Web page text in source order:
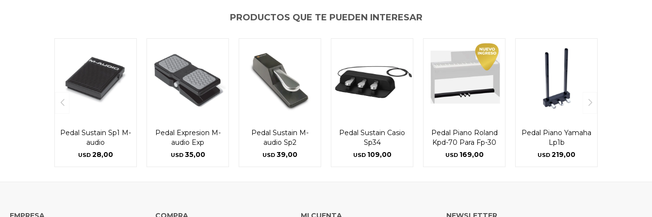
PRODUCTOS QUE TE PUEDEN INTERESAR
Pedal Sustain Sp1 M-
audio
USD 28,00
Pedal Expresion M-
audio Exp
USD 35,00
Pedal Sustain M-
audio Sp2
USD 39,00
Pedal Sustain Casio
Sp34
USD 109,00
Pedal Piano Roland
Kpd-70 Para Fp-30
USD 169,00
Pedal Piano Yamaha
Lp1b
USD 219,00